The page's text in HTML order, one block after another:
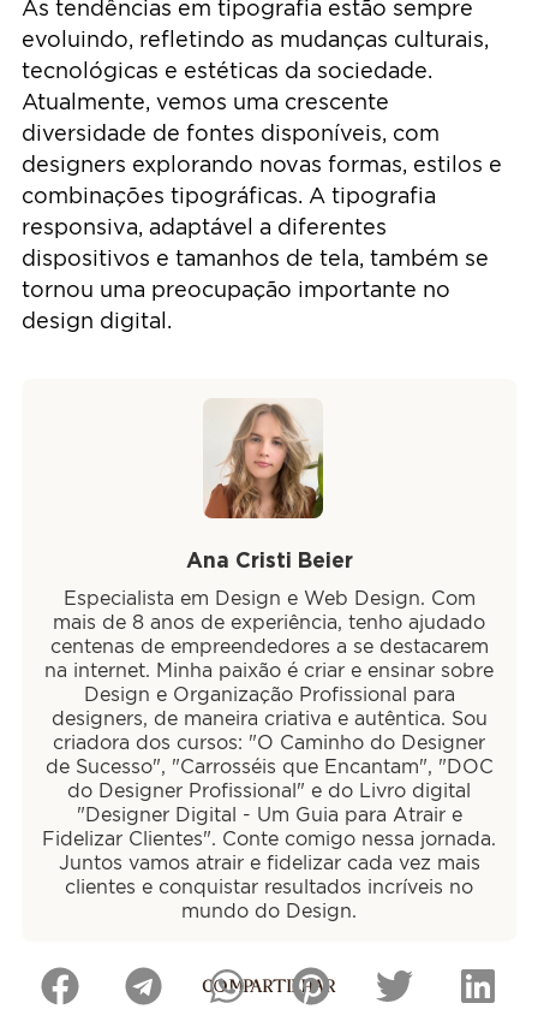
As tendências em tipografia estão sempre
evoluindo, refletindo as mudanças culturais,
tecnológicas e estéticas da sociedade.
Atualmente, vemos uma crescente
diversidade de fontes disponíveis, com
designers explorando novas formas, estilos e
combinações tipográficas. A tipografia
responsiva, adaptável a diferentes
dispositivos e tamanhos de tela, também se
tornou uma preocupação importante no
design digital.
Ana Cristi Beier
Especialista em Design e Web Design. Com
mais de 8 anos de experiência, tenho ajudado
centenas de empreendedores a se destacarem
na internet. Minha paixão é criar e ensinar sobre
Design e Organização Profissional para
designers, de maneira criativa e autêntica. Sou
criadora dos cursos: "O Caminho do Designer
de Sucesso", "Carrosséis que Encantam", "DOC
do Designer Profissional" e do Livro digital
"Designer Digital - Um Guia para Atrair e
Fidelizar Clientes". Conte comigo nessa jornada.
Juntos vamos atrair e fidelizar cada vez mais
clientes e conquistar resultados incríveis no
mundo do Design.
COMPARTILHAR